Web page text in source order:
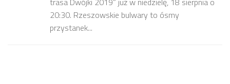
20:30. Rzeszowskie bulwary to ósmy
przystanek...